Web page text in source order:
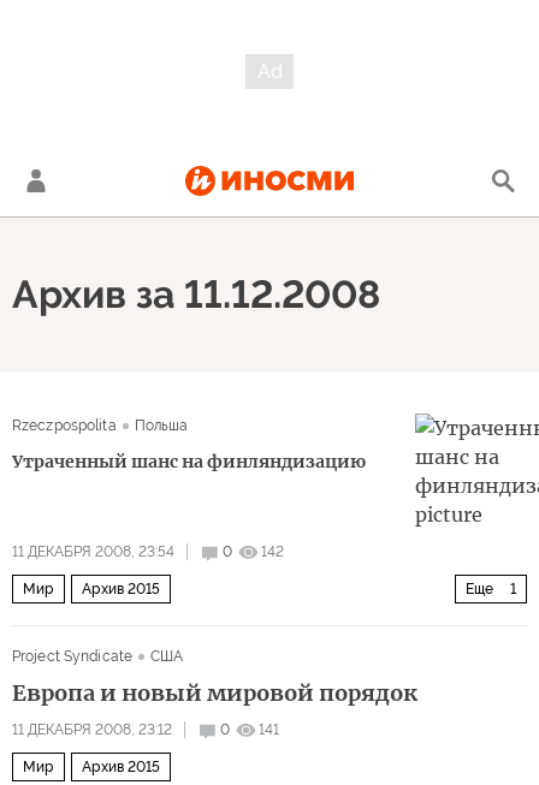
Архив за 11.12.2008
Rzeczpospolita Польша
Утраченный шанс на финляндизацию
11 ДЕКАБРЯ 2008, 23:54 0 142
Еще 1
Мир Архив 2015
Project Syndicate
США
Европа и новый мировой порядок
11 ДЕКАБРЯ 2008, 23:12 0 141
Мир Архив 2015